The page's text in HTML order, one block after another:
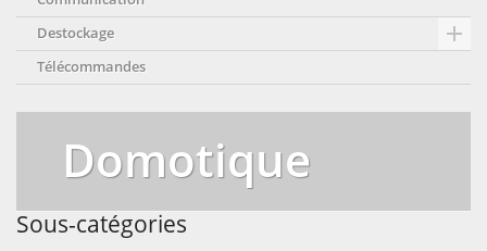
Destockage

Télécommandes
Domotique
Sous-catégories